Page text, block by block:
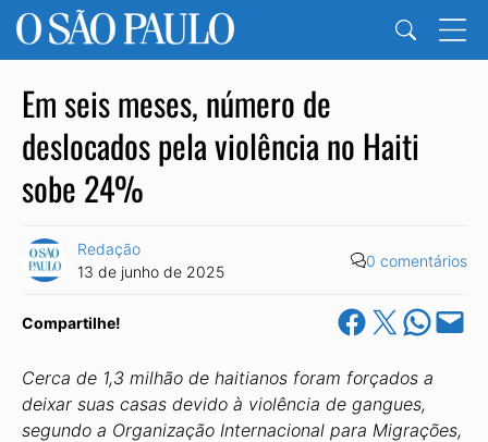
Em seis meses, número de
deslocados pela violência no Haiti
sobe 24%
Redação
13 de junho de 2025
0 comentários
Compartilhe! Share on Facebook
Share on X Share on
Email this
Cerca de 1,3 milhão de haitianos foram forçados a
deixar suas casas devido à violência de gangues,
segundo a Organização Internacional para Migrações,